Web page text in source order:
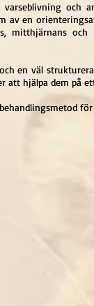
och
av en
mitthjärnans
en väl
att hjälpa dem på
för